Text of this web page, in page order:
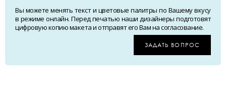
Вы можете менять текст и цветовые палитры по Вашему вкусу
в режиме онлайн. Перед печатью наши дизайнеры подготовят
цифровую копию макета и отправят его Вам на согласование.
ЗАДАТЬ ВОПРОС